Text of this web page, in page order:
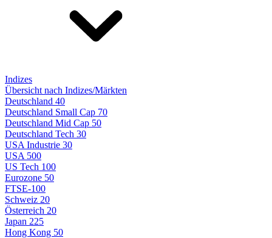
Indizes
Übersicht nach Indizes/Märkten
Deutschland 40
Deutschland Small Cap 70
Deutschland Mid Cap 50
Deutschland Tech 30
USA Industrie 30
USA 500
US Tech 100
Eurozone 50
FTSE-100
Schweiz 20
Österreich 20
Japan 225
Hong Kong 50